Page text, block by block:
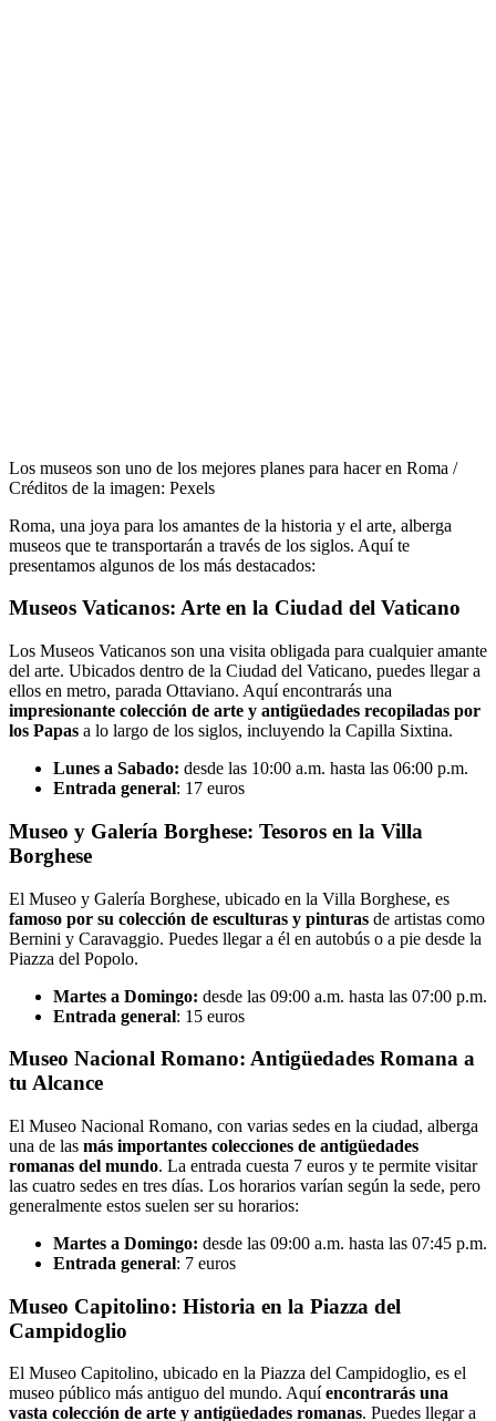
Los museos son uno de los mejores planes para hacer en Roma /
Créditos de la imagen: Pexels
Roma, una joya para los amantes de la historia y el arte, alberga
museos que te transportarán a través de los siglos. Aquí te
presentamos algunos de los más destacados:
Museos Vaticanos: Arte en la Ciudad del Vaticano
Los Museos Vaticanos son una visita obligada para cualquier amante
del arte. Ubicados dentro de la Ciudad del Vaticano, puedes llegar a
ellos en metro, parada Ottaviano. Aquí encontrarás una
impresionante colección de arte y antigüedades recopiladas por
los Papas a lo largo de los siglos, incluyendo la Capilla Sixtina.
Lunes a Sabado: desde las 10:00 a.m. hasta las 06:00 p.m.
Entrada general: 17 euros
Museo y Galería Borghese: Tesoros en la Villa
Borghese
El Museo y Galería Borghese, ubicado en la Villa Borghese, es
famoso por su colección de esculturas y pinturas de artistas como
Bernini y Caravaggio. Puedes llegar a él en autobús o a pie desde la
Piazza del Popolo.
Martes a Domingo: desde las 09:00 a.m. hasta las 07:00 p.m.
Entrada general: 15 euros
Museo Nacional Romano: Antigüedades Romana a
tu Alcance
El Museo Nacional Romano, con varias sedes en la ciudad, alberga
una de las más importantes colecciones de antigüedades
romanas del mundo. La entrada cuesta 7 euros y te permite visitar
las cuatro sedes en tres días. Los horarios varían según la sede, pero
generalmente estos suelen ser su horarios:
Martes a Domingo: desde las 09:00 a.m. hasta las 07:45 p.m.
Entrada general: 7 euros
Museo Capitolino: Historia en la Piazza del
Campidoglio
El Museo Capitolino, ubicado en la Piazza del Campidoglio, es el
museo público más antiguo del mundo. Aquíencontrarás una
vasta colección de arte y antigüedades romanas. Puedes llegar a